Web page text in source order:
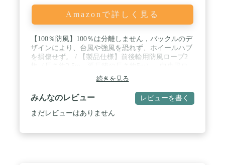
Amazonで詳しく見る
【100％防風】100％は分離しません，バックルのデ
ザインにより、台風や強風を恐れず、ホイールハブ
を損傷せず。 / 【製品仕様】前後輪用防風ロープ2
ープ1枚（長さ約4m，延長後の長さ約8m）。 / 【長
さを調整】長さを調整，防風弾性ロープの両端は長
さを調整でき、より便利で迅速に使用できます，合
計5つの長さ調整バックル. / 【材質・素材】弾性バ
ンド，広げて厚く，弾性と耐久性，高強度で高密度
続きを見る
みんなのレビュー レビューを書く
まだレビューはありません